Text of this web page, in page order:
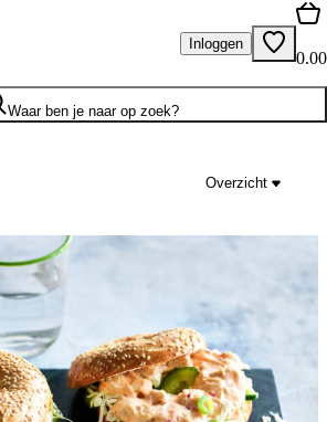
Inloggen
0.00
Waar ben je naar op zoek?
Overzicht